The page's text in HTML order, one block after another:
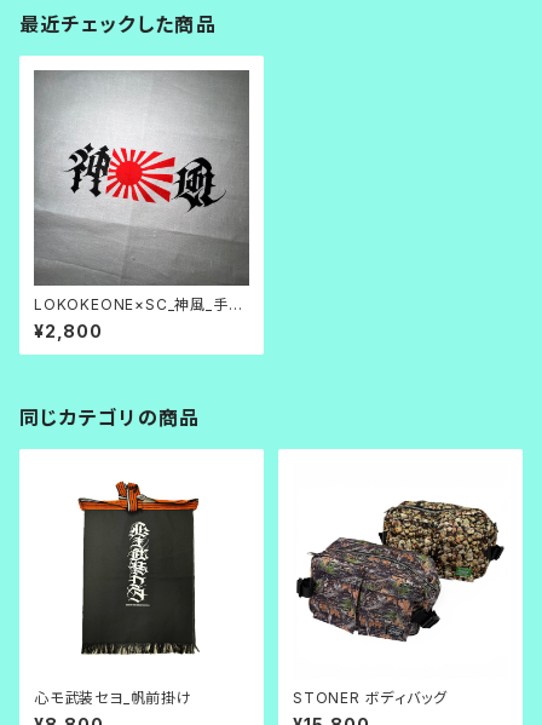
最近チェックした商品
LOKOKEONE×SC_神風_手拭
い/ハチマキ
¥2,800
同じカテゴリの商品
心モ武装セヨ_帆前掛け STONER ボディバッグ